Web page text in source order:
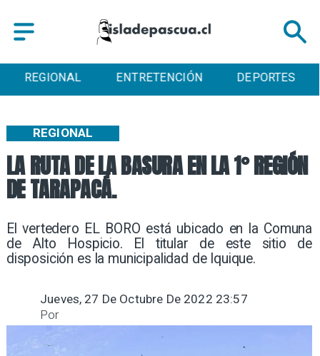
REGIONAL ENTRETENCIÓN DEPORTES
LA RUTA DE LA BASURA EN LA 1° REGIÓN
DE TARAPACÁ.
El vertedero EL BORO está ubicado en la Comuna
de Alto Hospicio. El titular de este sitio de
disposición es la municipalidad de Iquique.
REGIONAL
Jueves, 27 De Octubre De 2022 23:57
Por